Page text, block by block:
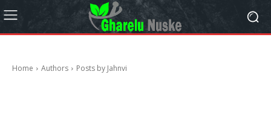
Home Authors Posts by Jahnvi